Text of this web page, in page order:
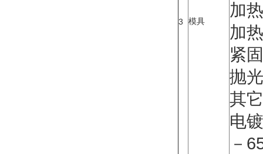
3 模具
加
加
紧
抛
其
电
－